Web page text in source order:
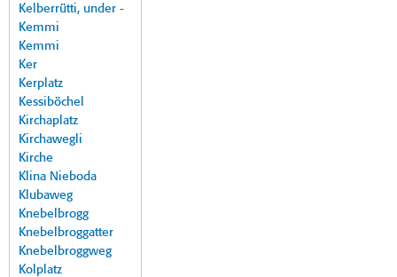
Kelberrütti, under -
Kemmi
Kemmi
Ker
Kerplatz
Kessiböchel
Kirchaplatz
Kirchawegli
Kirche
Klina Nieboda
Klubaweg
Knebelbrogg
Knebelbroggatter
Knebelbroggweg
Kolplatz